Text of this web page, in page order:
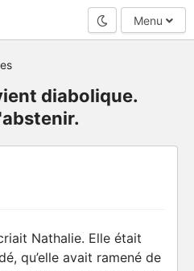
Mode nuit
Menu
diabolique.
Nathalie. Elle était
qu’elle avait ramené de